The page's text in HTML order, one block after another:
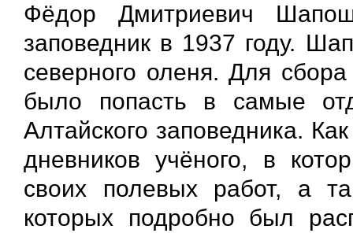
Фёдор Дмитриевич
заповедник в 1937 году.
северного оленя. Для
было попасть в самые
Алтайского заповедника.
дневников учёного, в
своих полевых работ, а
которых подробно был